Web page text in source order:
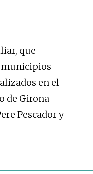
que
municipios
en el
de Girona
Pescador y